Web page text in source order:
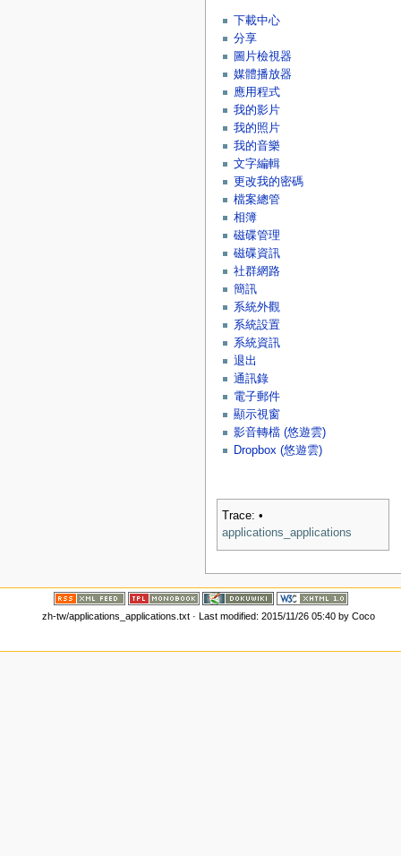
下載中心
分享
圖片檢視器
媒體播放器
應用程式
我的影片
我的照片
我的音樂
文字編輯
更改我的密碼
檔案總管
相簿
磁碟管理
磁碟資訊
社群網路
簡訊
系統外觀
系統設置
系統資訊
退出
通訊錄
電子郵件
顯示視窗
影音轉檔 (悠遊雲)
Dropbox (悠遊雲)
Trace: •
applications_applications
zh-tw/applications_applications.txt· Last modified: 2015/11/26 05:40 by Coco